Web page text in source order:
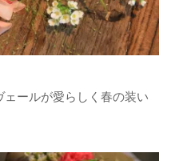
ールが愛らしく春の装い